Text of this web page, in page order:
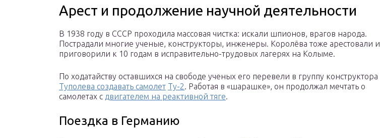
Арест и продолжение научной деятельности
В 1938 году в СССР проходила массовая чистка: искали шпионов, врагов народа.
Пострадали многие ученые, конструкторы, инженеры. Королёва тоже арестовали и
приговорили к 10 годам в исправительно-трудовых лагерях на Колыме.
По ходатайству оставшихся на свободе ученых его перевели в группу конструктора
Туполева создавать самолет Ту-2. Работая в «шарашке», он продолжал мечтать о
самолетах с двигателем на реактивной тяге.
Поездка в Германию